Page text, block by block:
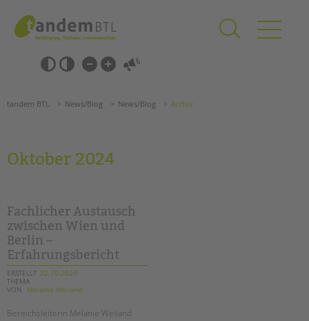
springen
Barrierefrei-
Einstellungen
überspringen
überspringen
Förderzentren
Kollegs
EFöB
Schulbezogene Sozialarbeit
Tagesgruppen
tandem BTL News/Blog News/Blog Archiv
Oktober 2024
Fachlicher Austausch
zwischen Wien und
Berlin –
Erfahrungsbericht
ERSTELLT 22.10.2024
THEMA
VON
Melanie Weiland
Bereichsleiterin Melanie Weiland